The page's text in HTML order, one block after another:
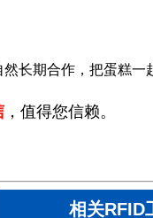
长期合作，把蛋糕一
，值得您信赖。
相关RFID